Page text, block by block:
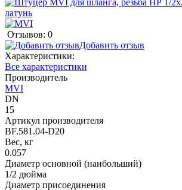
Отзывов: 0
Добавить отзыв
Характеристики:
Все характеристики
Производитель
MVI
DN
15
Артикул производителя
BF.581.04-D20
Вес, кг
0.057
Диаметр основной (наибольший)
1/2 дюйма
Диаметр присоединения